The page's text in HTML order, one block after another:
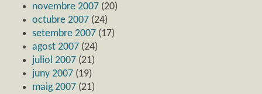
novembre 2007 (20)
octubre 2007 (24)
setembre 2007 (17)
agost 2007 (24)
juliol 2007 (21)
juny 2007 (19)
maig 2007 (21)